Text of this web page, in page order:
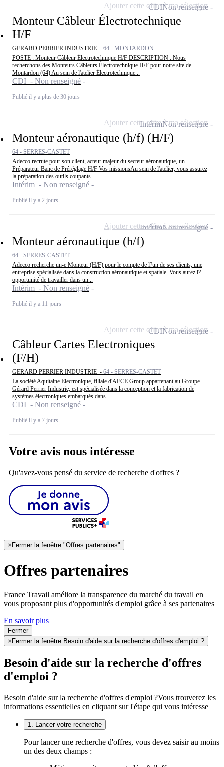
Monteur Câbleur Électrotechnique
H/F
GERARD PERRIER INDUSTRIE - 64 - MONTARDON
POSTE : Monteur Câbleur Électrotechnique H/F DESCRIPTION : Nous
recherchons des Monteurs Câbleurs Électrotechnique H/F pour notre site de
Montardon (64) Au sein de l'atelier Électrotechnique...
CDI - Non renseigné
Publié il y a plus de 30 jours
CDINon renseigné
Ajouter cette offre à ma sélection
Monteur aéronautique (h/f) (H/F)
64 - SERRES-CASTET
Adecco recrute pour son client, acteur majeur du secteur aéronautique, un
Préparateur Banc de Préréglage H/F Vos missionsAu sein de l'atelier, vous assurez
la préparation des outils coupants...
Intérim - Non renseigné
Publié il y a 2 jours
IntérimNon renseigné
Ajouter cette offre à ma sélection
Monteur aéronautique (h/f)
64 - SERRES-CASTET
Adecco recherche un-e Monteur (H/F) pour le compte de l?un de ses clients, une
entreprise spécialisée dans la construction aéronautique et spatiale. Vous aurez l?
opportunité de travailler dans un...
Intérim - Non renseigné
Publié il y a 11 jours
IntérimNon renseigné
Ajouter cette offre à ma sélection
Câbleur Cartes Electroniques
(F/H)
GERARD PERRIER INDUSTRIE - 64 - SERRES-CASTET
La société Aquitaine Electronique, filiale d'AECE Group appartenant au Groupe
Gérard Perrier Industrie, est spécialisée dans la conception et la fabrication de
systèmes électroniques embarqués dans...
CDI - Non renseigné
Publié il y a 7 jours
CDINon renseigné
Ajouter cette offre à ma sélection
Votre avis nous intéresse
Qu'avez-vous pensé du service de recherche d'offres ?
× Fermer la fenêtre "Offres partenaires"
Offres partenaires
France Travail améliore la transparence du marché du travail en
vous proposant plus d'opportunités d'emploi grâce à ses partenaires
En savoir plus
Fermer
× Fermer la fenêtre Besoin d'aide sur la recherche d'offres d'emploi ?
Besoin d'aide sur la recherche d'offres
d'emploi ?
Besoin d'aide sur la recherche d'offres d'emploi ?Vous trouverez les
informations essentielles en cliquant sur l'étape qui vous intéresse
1. Lancer votre recherche
Pour lancer une recherche d'offres, vous devez saisir au moins
un des deux champs :